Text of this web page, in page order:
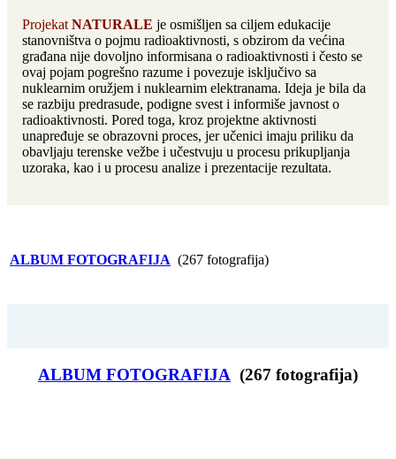
Projekat NATURALE je osmišljen sa ciljem edukacije
stanovništva o pojmu radioaktivnosti, s obzirom da većina
građana nije dovoljno informisana o radioaktivnosti i često se
ovaj pojam pogrešno razume i povezuje isključivo sa
nuklearnim oružjem i nuklearnim elektranama. Ideja je bila da
se razbiju predrasude, podigne svest i informiše javnost o
radioaktivnosti. Pored toga, kroz projektne aktivnosti
unapređuje se obrazovni proces, jer učenici imaju priliku da
obavljaju terenske vežbe i učestvuju u procesu prikupljanja
uzoraka, kao i u procesu analize i prezentacije rezultata.
ALBUM FOTOGRAFIJA (267 fotografija)
ALBUM FOTOGRAFIJA (267 fotografija)